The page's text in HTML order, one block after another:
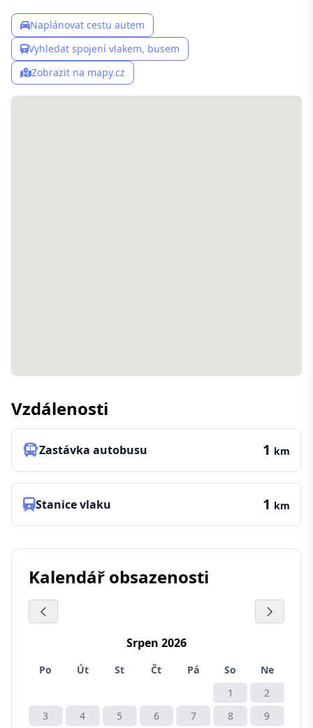
Naplánovat cestu autem
Vyhledat spojení vlakem, busem
Zobrazit na mapy.cz
Vzdálenosti
Zastávka autobusu 1 km
Stanice vlaku 1 km
Kalendář obsazenosti
Srpen 2026
Po Út St Čt Pá So
Ne
1
2
3
4 5 6 7 8
9